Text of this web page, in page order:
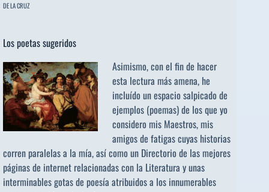
DE LA CRUZ
Los poetas sugeridos
Asimismo, con el fin de hacer
esta lectura más amena, he
incluído un espacio salpicado de
ejemplos (poemas) de los que yo
considero mis Maestros, mis
amigos de fatigas cuyas historias
corren paralelas a la mía, así como un Directorio de las mejores
páginas de internet relacionadas con la Literatura y unas
interminables gotas de poesía atribuidos a los innumerables